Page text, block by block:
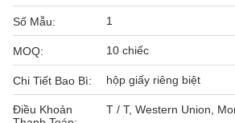
Số Mẫu: 1
MOQ: 10 chiếc
Chi Tiết Bao Bì: hộp giấy riêng biệt
Điều Khoản
T / T, Western Union,